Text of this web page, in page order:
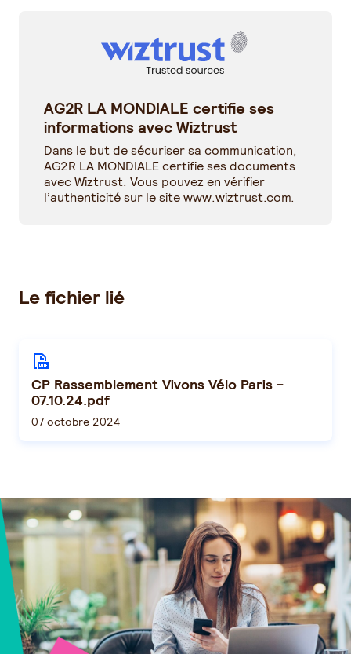
AG2R LA MONDIALE certifie ses
informations avec Wiztrust
Dans le but de sécuriser sa communication,
AG2R LA MONDIALE certifie ses documents
avec Wiztrust. Vous pouvez en vérifier
l’authenticité sur le sitewww.wiztrust.com.
Le fichier lié
CP Rassemblement Vivons Vélo Paris -
07.10.24.pdf
07 octobre 2024